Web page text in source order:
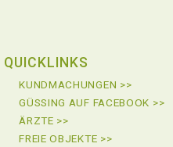
QUICKLINKS
KUNDMACHUNGEN >>
GÜSSING AUF FACEBOOK >>
ÄRZTE >>
FREIE OBJEKTE >>